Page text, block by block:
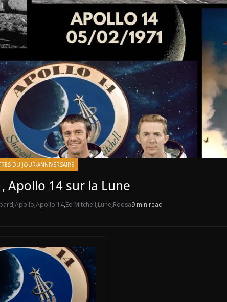
DU JOUR-ANNIVERSAIRE
Apollo 14 sur la Lune
,Apollo,Apollo 14,Ed Mitchell,Lune,Roosa9 min read